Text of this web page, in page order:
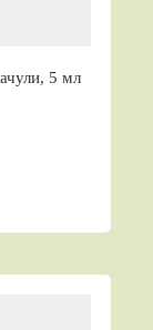
5 мл